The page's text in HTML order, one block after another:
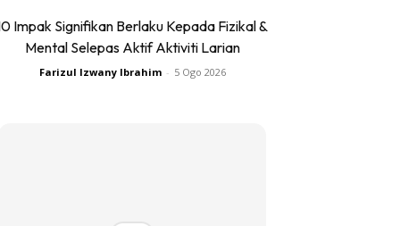
Impak Signifikan Berlaku Kepada Fizikal &
Mental Selepas Aktif Aktiviti Larian
Farizul Izwany Ibrahim - 5 Ogo 2026